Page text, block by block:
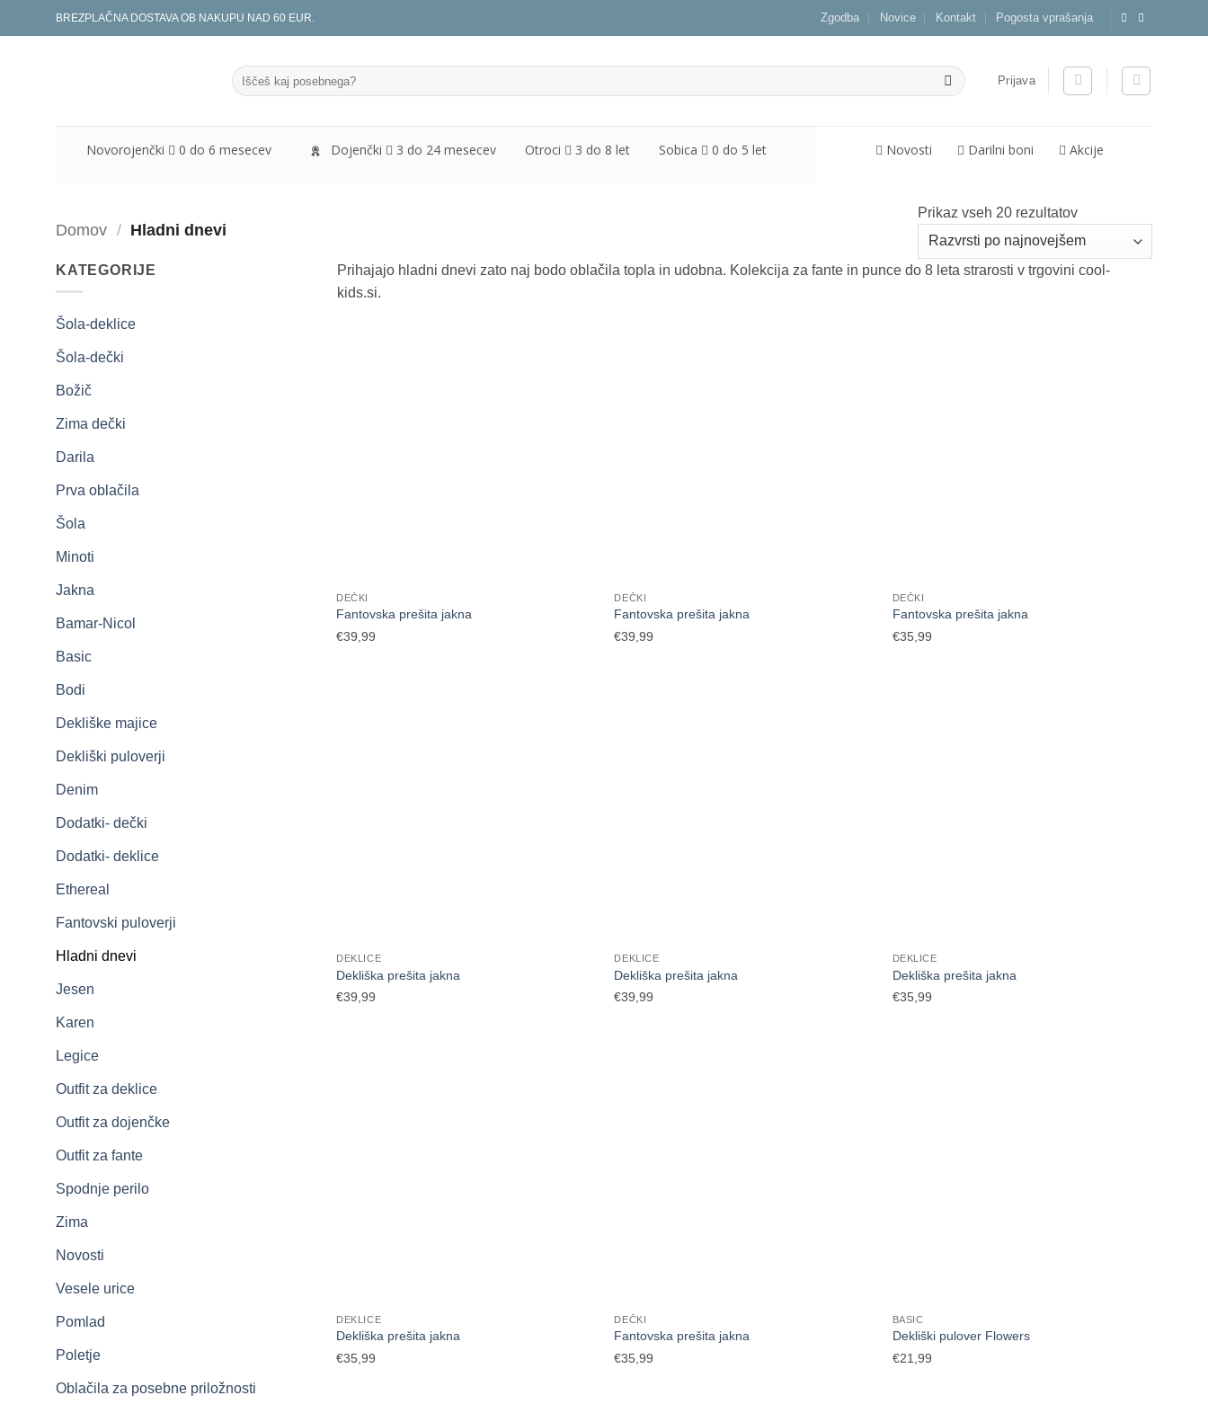
na
BREZPLAČNA DOSTAVA OB NAKUPU NAD 60 EUR. Zgodba Novice Kontakt Pogosta vprašanja
Išči:
Prijava
Novorojenčki 0 do 6 mesecev Dojenčki 3 do 24 mesecev Otroci 3 do 8 let Sobica 0 do 5 let Novosti Darilni boni Akcije
Domov / Hladni dnevi
Prikaz vseh 20 rezultatovRazvrščeno
po
datumu
KATEGORIJE
Šola-deklice
Šola-dečki
Božič
Zima dečki
Darila
Prva oblačila
Šola
Minoti
Jakna
Bamar-Nicol
Basic
Bodi
Dekliške majice
Dekliški puloverji
Denim
Dodatki- dečki
Dodatki- deklice
Ethereal
Fantovski puloverji
Hladni dnevi
Jesen
Karen
Legice
Outfit za deklice
Outfit za dojenčke
Outfit za fante
Spodnje perilo
Zima
Novosti
Vesele urice
Pomlad
Poletje
Oblačila za posebne priložnosti
Prihajajo hladni dnevi zato naj bodo oblačila topla in udobna. Kolekcija za fante in punce do 8 leta strarosti v trgovini cool-
kids.si.
DEČKI
Fantovska prešita jakna
€39,99
DEČKI
Fantovska prešita jakna
€39,99
DEČKI
Fantovska prešita jakna
€35,99
DEKLICE
Dekliška prešita jakna
€39,99
DEKLICE
Dekliška prešita jakna
€39,99
DEKLICE
Dekliška prešita jakna
€35,99
DEKLICE
Dekliška prešita jakna
€35,99
DEČKI
Fantovska prešita jakna
€35,99
BASIC
Dekliški pulover Flowers
€21,99